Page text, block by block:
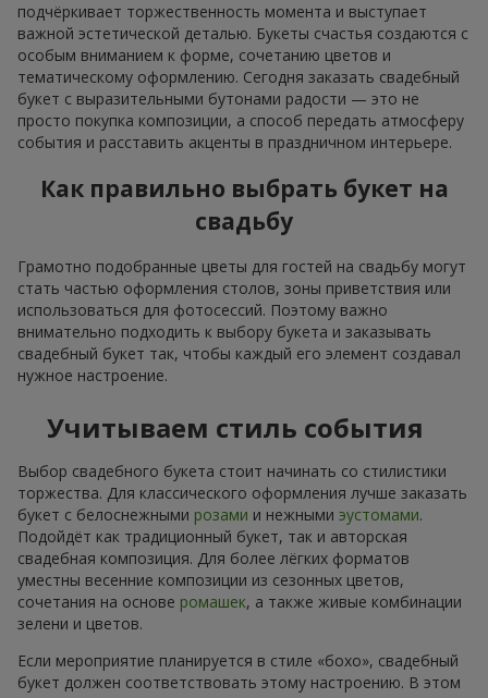
подчёркивает торжественность момента и выступает
важной эстетической деталью. Букеты счастья создаются с
особым вниманием к форме, сочетанию цветов и
тематическому оформлению. Сегодня заказать свадебный
букет с выразительными бутонами радости — это не
просто покупка композиции, а способ передать атмосферу
события и расставить акценты в праздничном интерьере.
Как правильно выбрать букет на
свадьбу
Грамотно подобранные цветы для гостей на свадьбу могут
стать частью оформления столов, зоны приветствия или
использоваться для фотосессий. Поэтому важно
внимательно подходить к выбору букета и заказывать
свадебный букет так, чтобы каждый его элемент создавал
нужное настроение.
Учитываем стиль события
Выбор свадебного букета стоит начинать со стилистики
торжества. Для классического оформления лучше заказать
букет с белоснежными розами и нежными эустомами.
Подойдёт как традиционный букет, так и авторская
свадебная композиция. Для более лёгких форматов
уместны весенние композиции из сезонных цветов,
сочетания на основе ромашек, а также живые комбинации
зелени и цветов.
Если мероприятие планируется в стиле «бохо», свадебный
букет должен соответствовать этому настроению. В этом